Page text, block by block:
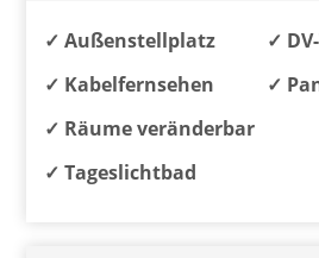
✓ Außenstellplatz
✓
✓ Kabelfernsehen
✓
✓ Räume veränderbar
✓ Tageslichtbad